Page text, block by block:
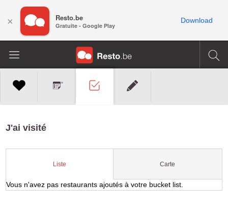
J'ai visité
Liste Carte
Vous n'avez pas restaurants ajoutés à votre bucket list.
× Resto.be
Gratuite - Google Play
Download